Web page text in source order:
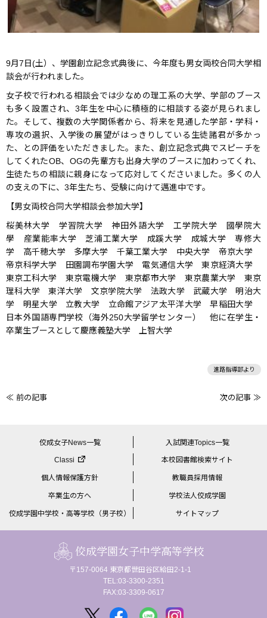
9月7日(土）、学園創立記念式典後に、今年度も男女両校合同大学相
談会が行われました。
女子校で行われる相談会では少なめの理工系の大学、学部のブース
も多く設置され、3年生を中心に積極的に相談する姿が見られまし
た。そして、複数の大学関係者から、将来を見通した学部・学科・
専攻の選択、入学後の展望がはっきりしている生徒諸君が多かっ
た、との評価をいただきました。また、創立記念式典でスピーチを
してくれたOB、OGの先輩方も出身大学のブースに加わってくれ、
生徒たちの相談に親身になって応対してくださいました。多くの人
の支えの下に、3年生たち、受験に向けて邁進中です。
【男女両校合同大学相談会参加大学】
桜美林大学 学習院大学 神田外語大学 工学院大学 國學院大
學 産業能率大学 芝浦工業大学 成蹊大学 成城大学 専修大
学 高千穂大学 多摩大学 千葉工業大学 中央大学 帝京大学
帝京科学大学 田園調布学園大学 電気通信大学 東京経済大学
東京工科大学 東京電機大学 東京都市大学 東京農業大学 東京
理科大学 東洋大学 文京学院大学 法政大学 武蔵大学 明治大
学 明星大学 立教大学 立命館アジア太平洋大学 早稲田大学
日本外国語専門学校（海外250大学留学センター） 他に在学生・
卒業生ブースとして慶應義塾大学 上智大学
進路指導部より
前
の
リ
≪ 前の記事 次の記事 ≫
佼成女子News一覧 入試関連Topics一覧
Classi 本校図書館検索サイト
個人情報保護方針 教職員採用情報
卒業生の方へ 学校法人佼成学園
佼成学園中学校・高等学校（男子校） サイトマップ
佼成学園女子中学高等学校
〒157-0064 東京都世田谷区給田2-1-1
TEL:03-3300-2351
FAX:03-3309-0617